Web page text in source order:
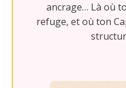
ancrage… Là où
refuge, et où ton